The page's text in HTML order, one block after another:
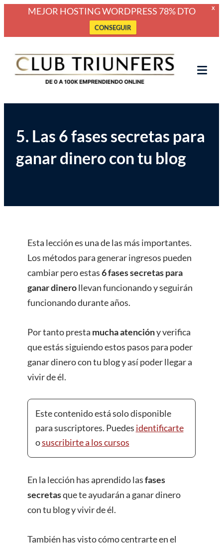
X
MEJOR HOSTING WORDPRESS 78% DTO
CONSEGUIR
contenido
Club Triunfers
Club de Emprendedores Online
5. Las 6 fases secretas para
ganar dinero con tu blog
Esta lección es una de las más importantes.
Los métodos para generar ingresos pueden
cambiar pero estas6 fases secretas para
ganar dinerollevan funcionando y seguirán
funcionando durante años.
Por tanto presta mucha atencióny verifica
que estás siguiendo estos pasos para poder
ganar dinero con tu blog y así poder llegar a
vivir de él.
Este contenido está solo disponible
para suscriptores. Puedes identificarte
osuscribirte a los cursos
En la lección has aprendido lasfases
secretasque te ayudarán a ganar dinero
con tu blog y vivir de él.
También has visto cómo centrarte en el